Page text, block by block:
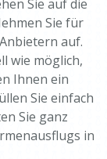
Sie auf die
Sie für
auf.
wie möglich,
Ihnen ein
Sie einfach
Sie ganz
in